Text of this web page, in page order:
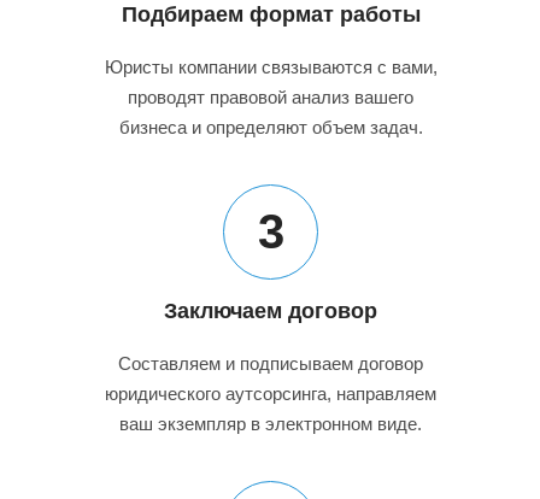
Подбираем формат работы
Юристы компании связываются с вами,
проводят правовой анализ вашего
бизнеса и определяют объем задач.
3
Заключаем договор
Составляем и подписываем договор
юридического аутсорсинга, направляем
ваш экземпляр в электронном виде.